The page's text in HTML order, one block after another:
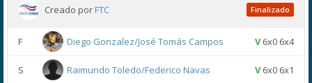
Creado porFTC Finalizado
F Diego Gonzalez/José Tomás Campos V6x0 6x4
S Raimundo Toledo/Federico Navas V6x0 6x1